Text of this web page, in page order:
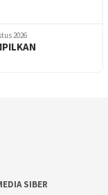
2026
SIBER